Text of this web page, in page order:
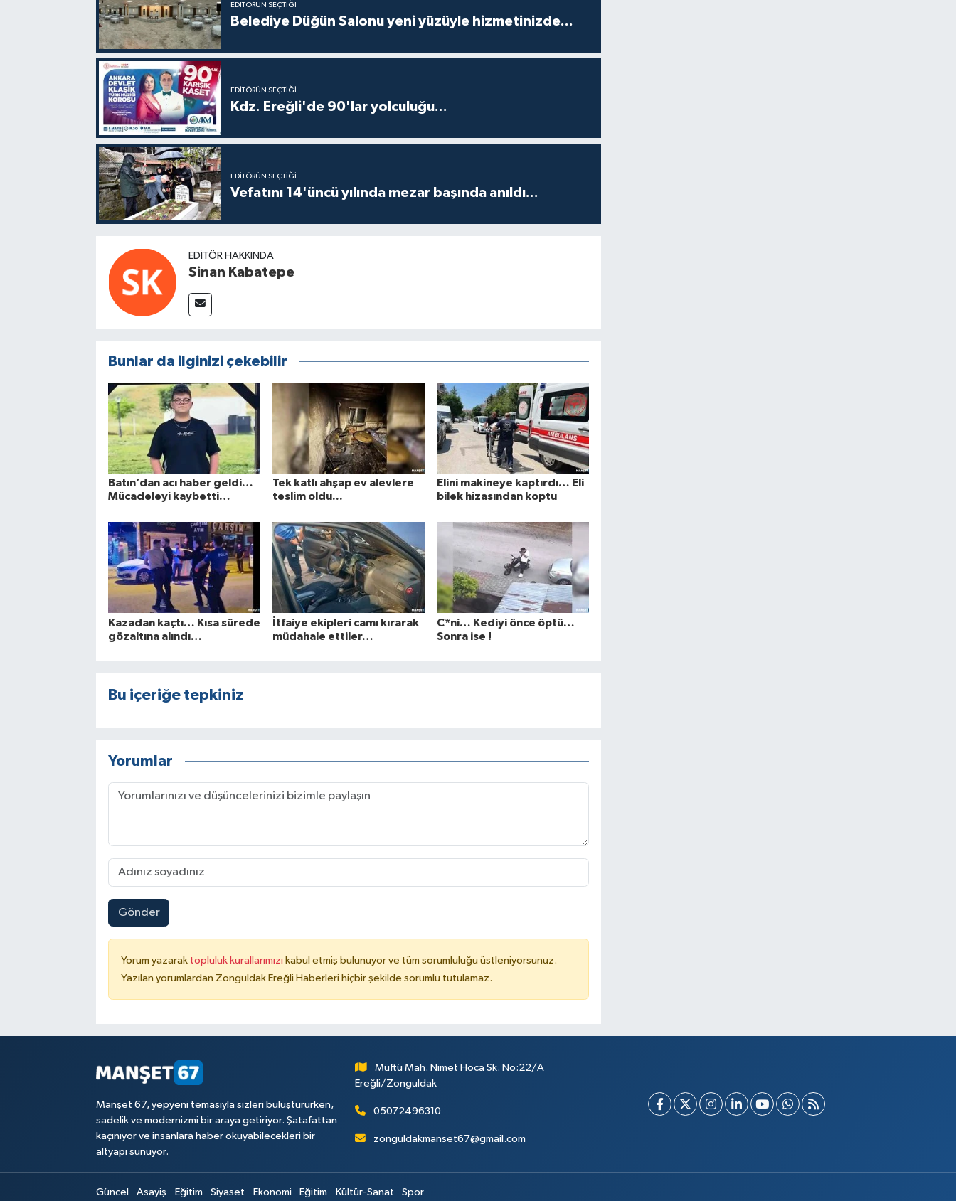
EDITÖRÜN SEÇTIĞI
Belediye Düğün Salonu yeni yüzüyle hizmetinizde...
EDITÖRÜN SEÇTIĞI
Kdz. Ereğli'de 90'lar yolculuğu...
EDITÖRÜN SEÇTIĞI
Vefatını 14'üncü yılında mezar başında anıldı...
EDITÖR HAKKINDA
Sinan Kabatepe
Bunlar da ilginizi çekebilir
Batın’dan acı haber geldi…
Mücadeleyi kaybetti…
Tek katlı ahşap ev alevlere
teslim oldu...
Elini makineye kaptırdı… Eli
bilek hizasından koptu
Kazadan kaçtı… Kısa sürede
gözaltına alındı…
İtfaiye ekipleri camı kırarak
müdahale ettiler…
C*ni… Kediyi önce öptü…
Sonra ise !
Bu içeriğe tepkiniz
Yorumlar
Gönder
Yorum yazarak topluluk kurallarımızı kabul etmiş bulunuyor ve tüm sorumluluğu üstleniyorsunuz.
Yazılan yorumlardan Zonguldak Ereğli Haberleri hiçbir şekilde sorumlu tutulamaz.
Manşet 67, yepyeni temasıyla sizleri buluştururken,
sadelik ve modernizmi bir araya getiriyor. Şatafattan
kaçınıyor ve insanlara haber okuyabilecekleri bir
altyapı sunuyor.
Müftü Mah. Nimet Hoca Sk. No:22/A
Ereğli/Zonguldak
05072496310
zonguldakmanset67@gmail.com
Güncel Asayiş Eğitim Siyaset Ekonomi Eğitim Kültür-Sanat Spor